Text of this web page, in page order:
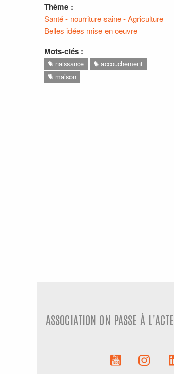
Thème :
Santé - nourriture saine - Agriculture
Belles idées mise en oeuvre
Mots-clés :
naissance
accouchement
maison
ASSOCIATION ON PASSE À L'ACTE